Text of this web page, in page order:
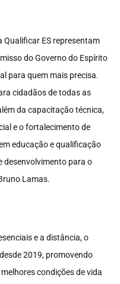
Qualificar ES representam
do Governo do Espírito
para quem mais precisa.
cidadãos de todas as
da capacitação técnica,
e o fortalecimento de
educação e qualificação
desenvolvimento para o
Lamas.
e a distância, o
2019, promovendo
condições de vida